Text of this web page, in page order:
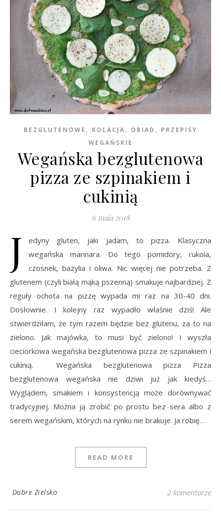
BEZGLUTENOWE , KOLACJA, OBIAD , PRZEPISY
WEGAŃSKIE
Wegańska bezglutenowa
pizza ze szpinakiem i
cukinią
6 maja 2018
J
edyny gluten, jaki jadam, to pizza. Klasyczna
wegańska marinara. Do tego pomidory, rukola,
czosnek, bazylia i oliwa. Nic więcej nie potrzeba. Z
glutenem (czyli białą mąką pszenną) smakuje najbardziej. Z
reguły ochota na pizzę wypada mi raz na 30-40 dni.
Dosłownie. I kolejny raz wypadło właśnie dziś! Ale
stwierdziłam, że tym razem będzie bez glutenu, za to na
zielono. Jak majówka, to musi być zielono! I wyszła
cieciorkowa wegańska bezglutenowa pizza ze szpinakiem i
cukinią. Wegańska bezglutenowa pizza Pizza
bezglutenowa wegańska nie dziwi już jak kiedyś…
Wyglądem, smakiem i konsystencją może dorównywać
tradycyjnej. Można ją zrobić po prostu bez sera albo z
serem wegańskim, których na rynku nie brakuje. Ja robię…
READ MORE
Dobre Zielsko 2 komentarze